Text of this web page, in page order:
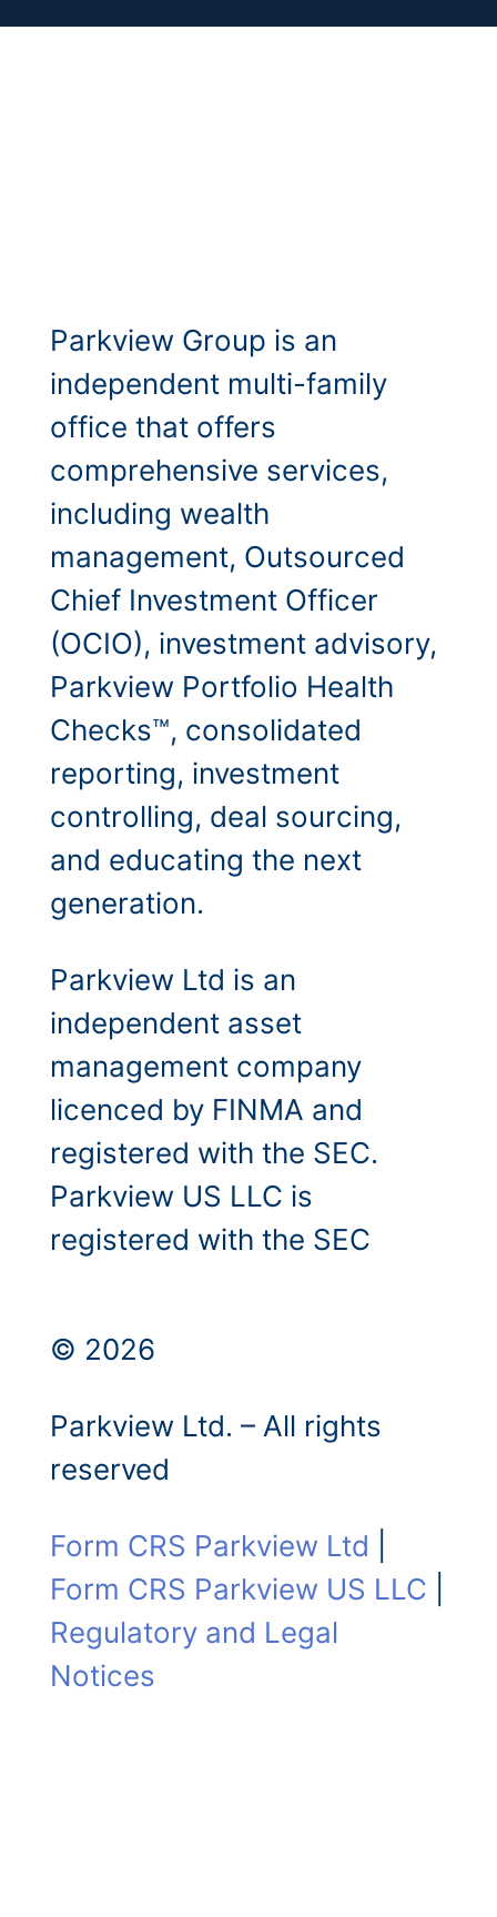
Parkview Group is an
independent multi-family
office that offers
comprehensive services,
including wealth
management, Outsourced
Chief Investment Officer
(OCIO), investment advisory,
Parkview Portfolio Health
Checks™, consolidated
reporting, investment
controlling, deal sourcing,
and educating the next
generation.
Parkview Ltd is an
independent asset
management company
licenced by FINMA and
registered with the SEC.
Parkview US LLC is
registered with the SEC
© 2026
Parkview Ltd. – All rights
reserved
Form CRS Parkview Ltd
Form CRS Parkview US LLC
Regulatory and Legal
Notices